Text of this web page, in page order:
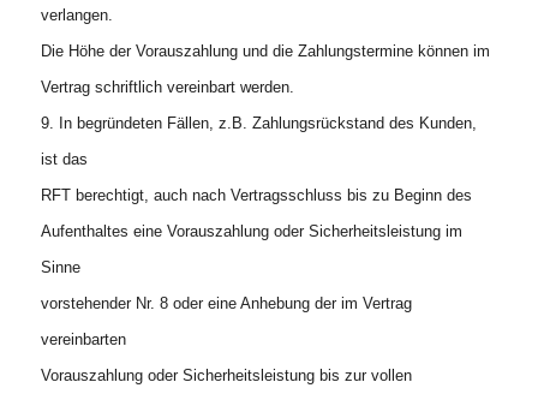
verlangen.
Die Höhe der Vorauszahlung und die Zahlungstermine können im
Vertrag schriftlich vereinbart werden.
9. In begründeten Fällen, z.B. Zahlungsrückstand des Kunden,
ist das
RFT berechtigt, auch nach Vertragsschluss bis zu Beginn des
Aufenthaltes eine Vorauszahlung oder Sicherheitsleistung im
Sinne
vorstehender Nr. 8 oder eine Anhebung der im Vertrag
vereinbarten
Vorauszahlung oder Sicherheitsleistung bis zur vollen